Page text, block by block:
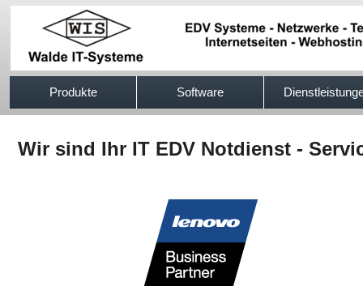
Produkte Software
Wir sind Ihr IT EDV Notdienst -